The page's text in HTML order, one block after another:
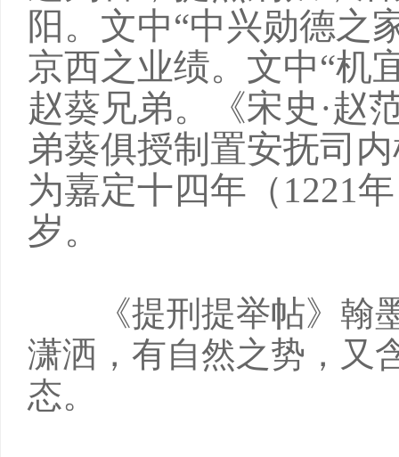
阳。文中“中兴勋德之
京西之业绩。文中“机
赵葵兄弟。《宋史·
弟葵俱授制置安抚司
为嘉定十四年（1221
岁。
《提刑提举帖》翰墨
潇洒，有自然之势，又
态。